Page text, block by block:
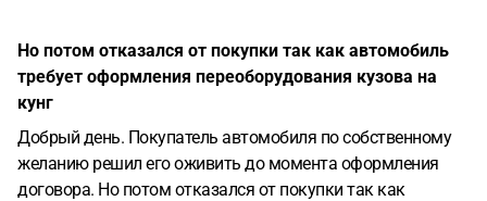
Но потом отказался от покупки так как автомобиль
требует оформления переоборудования кузова на
кунг
Добрый день. Покупатель автомобиля по собственному
желанию решил его оживить до момента оформления
договора. Но потом отказался от покупки так как